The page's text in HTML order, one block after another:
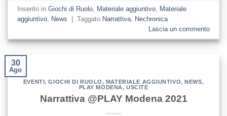
Inserito inGiochi di Ruolo Materiale aggiuntivo
Materiale
aggiuntivo
News Taggato Narrattiva
Nechronica
Lascia un commento
30
Ago
EVENTI,GIOCHI DI RUOLO, MATERIALE AGGIUNTIVO,NEWS,
PLAY MODENA, USCITE
Narrattiva @PLAY Modena 2021